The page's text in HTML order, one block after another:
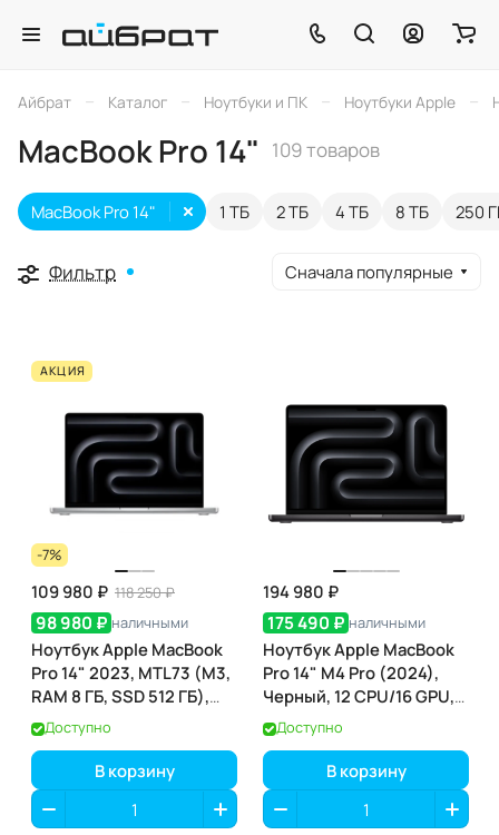
Айбрат – Каталог – Ноутбуки и ПК – Ноутбуки Apple –
MacBook Pro 14" 109 товаров
1 ТБ 2 ТБ 4 ТБ 8 ТБ 250
MacBook Pro 14"
Фильтр Сначала популярные
АКЦИЯ
-7%
109 980 ₽ 118 250 ₽
98 980 ₽ наличными
Ноутбук Apple MacBook
Pro 14" 2023, MTL73 (M3,
RAM 8 ГБ, SSD 512 ГБ),
Space Gray
Доступно
В корзину
194 980 ₽
175 490 ₽ наличными
Ноутбук Apple MacBook
Pro 14" M4 Pro (2024),
Черный, 12 CPU/16 GPU,
24 RAM 512 ГБ SSD,
(MX2H3)
Доступно
В корзину